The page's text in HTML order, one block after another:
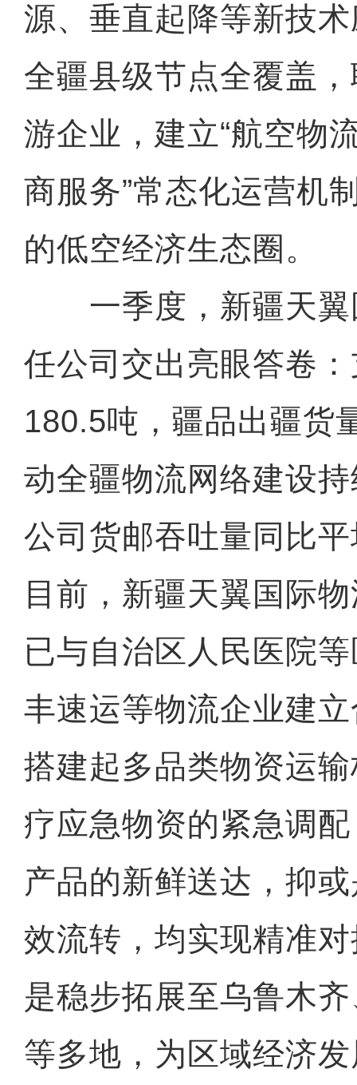
源、垂直起降等新技
全疆县级节点全覆盖
游企业，建立“航空物
商服务”常态化运营机
的低空经济生态圈。
一季度，新疆天翼
任公司交出亮眼答卷
180.5吨，疆品出疆货
动全疆物流网络建设
公司货邮吞吐量同比
目前，新疆天翼国际
已与自治区人民医院
丰速运等物流企业建
搭建起多品类物资运
疗应急物资的紧急调
产品的新鲜送达，抑
效流转，均实现精准
是稳步拓展至乌鲁木
等多地，为区域经济